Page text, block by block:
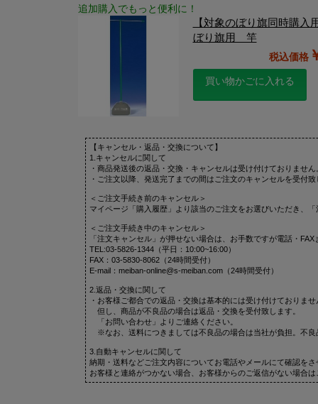
追加購入でもっと便利に！
【対象のぼり旗同時購入
ぼり旗用 竿
買い物かごに入れる
【キャンセル・返品・交換について】
1.キャンセルに関して
・商品発送後の返品・交換・キャンセルは受け付けておりません
・ご注文以降、発送完了までの間はご注文のキャンセルを受付致
＜ご注文手続き前のキャンセル＞
マイページ「購入履歴」より該当のご注文をお選びいただき、
＜ご注文手続き中のキャンセル＞
「注文キャンセル」が押せない場合は、お手数ですが電話・
TEL:03-5826-1344（平日：10:00~16:00）
FAX：03-5830-8062（24時間受付）
E-mail：meiban-online@s-meiban.com（24時間受付）
2.返品・交換に関して
・お客様ご都合での返品・交換は基本的には受け付けておりませ
但し、商品が不良品の場合は返品・交換を受付致します。
「お問い合わせ」よりご連絡ください。
※なお、送料につきましては不良品の場合は当社が負担。不良
3.自動キャンセルに関して
納期・送料などご注文内容についてお電話やメールにて確認を
お客様と連絡がつかない場合、お客様からのご返信がない場合